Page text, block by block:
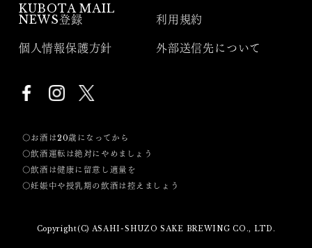
KUBOTA MAIL
NEWS登録
利用規約
個人情報保護方針 外部送信先について
〇お酒は20歳になってから
〇飲酒運転は絶対にやめましょう
〇飲酒は健康に留意し適量を
〇妊娠中や授乳期の飲酒は控えましょう
Copyright(C) ASAHI-SHUZO SAKE BREWING CO., LTD.